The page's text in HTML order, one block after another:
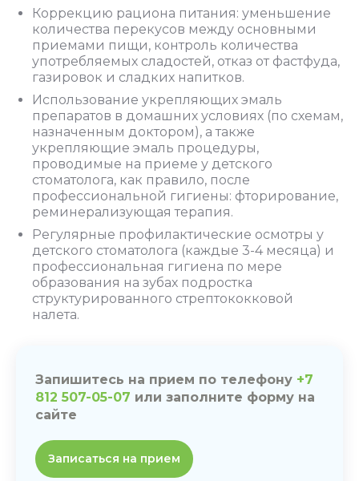
Коррекцию рациона питания: уменьшение
количества перекусов между основными
приемами пищи, контроль количества
употребляемых сладостей, отказ от фастфуда,
газировок и сладких напитков.
Использование укрепляющих эмаль
препаратов в домашних условиях (по схемам,
назначенным доктором), а также
укрепляющие эмаль процедуры,
проводимые на приеме у детского
стоматолога, как правило, после
профессиональной гигиены: фторирование,
реминерализующая терапия.
Регулярные профилактические осмотры у
детского стоматолога (каждые 3-4 месяца) и
профессиональная гигиена по мере
образования на зубах подростка
структурированного стрептококковой
налета.
Запишитесь на прием по телефону +7
812 507-05-07 или заполните форму на
сайте
Записаться на прием